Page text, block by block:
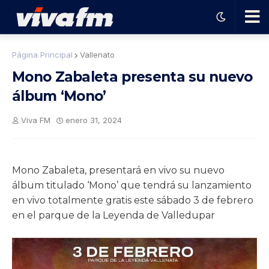
Ha
el
pro
gra
Página Principal Vallenato
Mono Zabaleta presenta su nuevo
álbum ‘Mono’
Viva FM enero 31, 2024
Mono Zabaleta, presentará en vivo su nuevo
álbum titulado ‘Mono’ que tendrá su lanzamiento
en vivo totalmente gratis este sábado 3 de febrero
en el parque de la Leyenda de Valledupar